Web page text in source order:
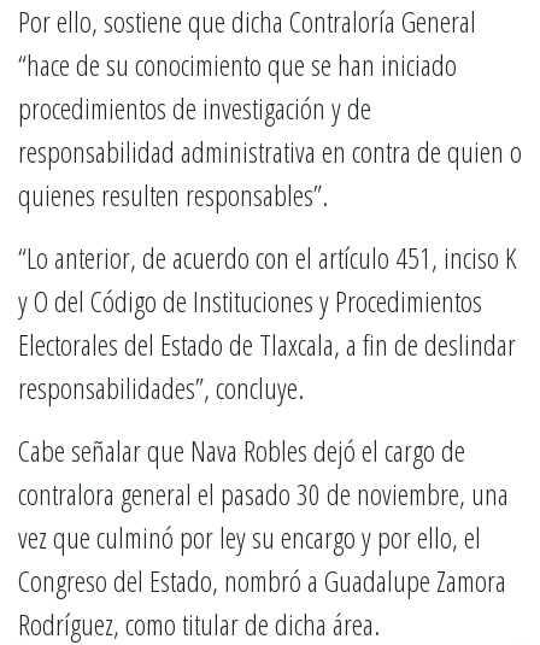
Por ello, sostiene que dicha Contraloría General
“hace de su conocimiento que se han iniciado
procedimientos de investigación y de
responsabilidad administrativa en contra de quien o
quienes resulten responsables”.
“Lo anterior, de acuerdo con el artículo 451, inciso K
y O del Código de Instituciones y Procedimientos
Electorales del Estado de Tlaxcala, a fin de deslindar
responsabilidades”, concluye.
Cabe señalar que Nava Robles dejó el cargo de
contralora general el pasado 30 de noviembre, una
vez que culminó por ley su encargo y por ello, el
Congreso del Estado, nombró a Guadalupe Zamora
Rodríguez, como titular de dicha área.